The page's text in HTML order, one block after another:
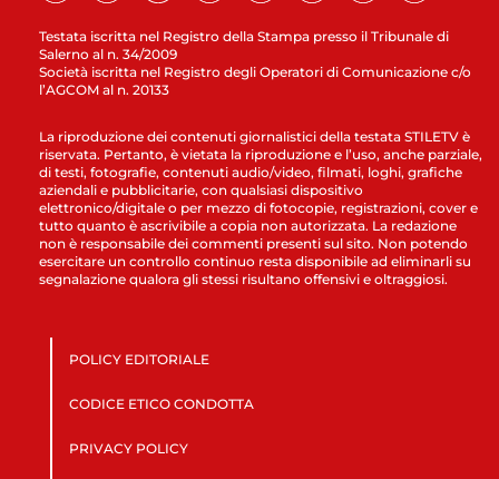
Testata iscritta nel Registro della Stampa presso il Tribunale di
Salerno al n. 34/2009
Società iscritta nel Registro degli Operatori di Comunicazione c/o
l’AGCOM al n. 20133
La riproduzione dei contenuti giornalistici della testata STILETV è
riservata. Pertanto, è vietata la riproduzione e l’uso, anche parziale,
di testi, fotografie, contenuti audio/video, filmati, loghi, grafiche
aziendali e pubblicitarie, con qualsiasi dispositivo
elettronico/digitale o per mezzo di fotocopie, registrazioni, cover e
tutto quanto è ascrivibile a copia non autorizzata. La redazione
non è responsabile dei commenti presenti sul sito. Non potendo
esercitare un controllo continuo resta disponibile ad eliminarli su
segnalazione qualora gli stessi risultano offensivi e oltraggiosi.
POLICY EDITORIALE
CODICE ETICO CONDOTTA
PRIVACY POLICY